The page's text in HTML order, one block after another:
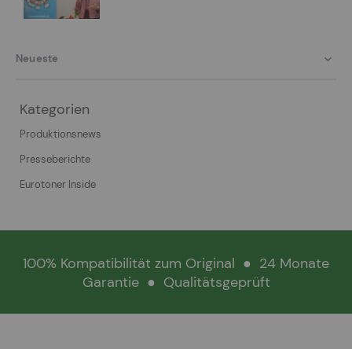
Neueste
Kategorien
Produktionsnews
Presseberichte
Eurotoner Inside
100% Kompatibilität zum Original ● 24 Monate
Garantie ● Qualitätsgeprüft